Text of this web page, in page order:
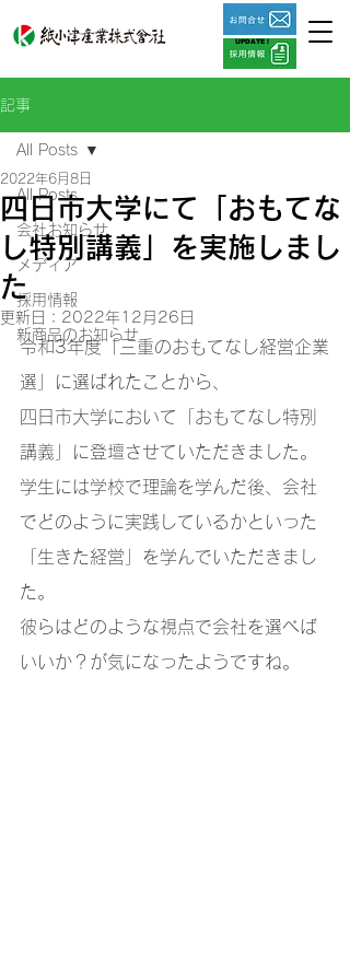
UPDATE !
記事
All Posts
会社お知らせ
メディア
採用情報
新商品のお知らせ
All Posts
四日市大学にて「おもてな
し特別講義」を実施しまし
た
2022年6月8日
更新日： 2022年12月26日
令和3年度「三重のおもてなし経営企業
選」に選ばれたことから、
四日市大学において「おもてなし特別
講義」に登壇させていただきました。
学生には学校で理論を学んだ後、会社
でどのように実践しているかといった
「生きた経営」を学んでいただきまし
た。
彼らはどのような視点で会社を選べば
いいか？が気になったようですね。